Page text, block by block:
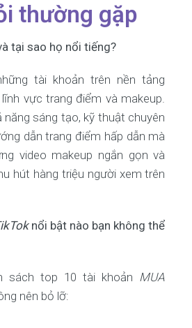
thường gặp
tại sao họ nổi tiếng?
tài khoản trên nền tảng
vực trang điểm và makeup.
năng sáng tạo, kỹ thuật chuyên
dẫn trang điểm hấp dẫn mà
video makeup ngắn gọn và
hút hàng triệu người xem trên
nổi bật nào bạn không thể
sách top 10 tài khoản MUA
nên bỏ lỡ: